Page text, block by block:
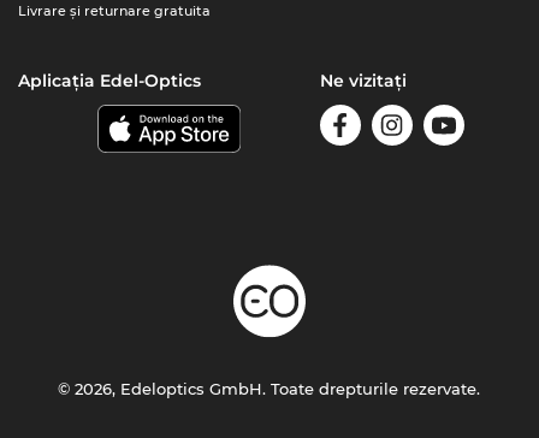
Livrare şi returnare gratuita
Aplicația Edel-Optics Ne vizitați
© 2026, Edeloptics GmbH. Toate drepturile rezervate.